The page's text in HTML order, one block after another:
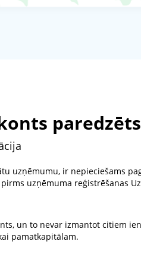
uzņēmumu, ir nepieciešams
uzņēmuma reģistrēšanas
un to nevar izmantot citiem
pamatkapitālam.